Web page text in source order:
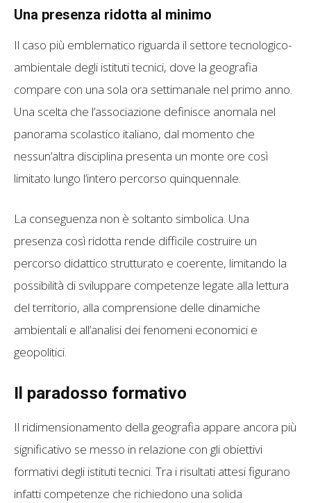
Una presenza ridotta al minimo
Il caso più emblematico riguarda il settore tecnologico-
ambientale degli istituti tecnici, dove la geografia
compare con una sola ora settimanale nel primo anno.
Una scelta che l’associazione definisce anomala nel
panorama scolastico italiano, dal momento che
nessun’altra disciplina presenta un monte ore così
limitato lungo l’intero percorso quinquennale.
La conseguenza non è soltanto simbolica. Una
presenza così ridotta rende difficile costruire un
percorso didattico strutturato e coerente, limitando la
possibilità di sviluppare competenze legate alla lettura
del territorio, alla comprensione delle dinamiche
ambientali e all’analisi dei fenomeni economici e
geopolitici.
Il paradosso formativo
Il ridimensionamento della geografia appare ancora più
significativo se messo in relazione con gli obiettivi
formativi degli istituti tecnici. Tra i risultati attesi figurano
infatti competenze che richiedono una solida